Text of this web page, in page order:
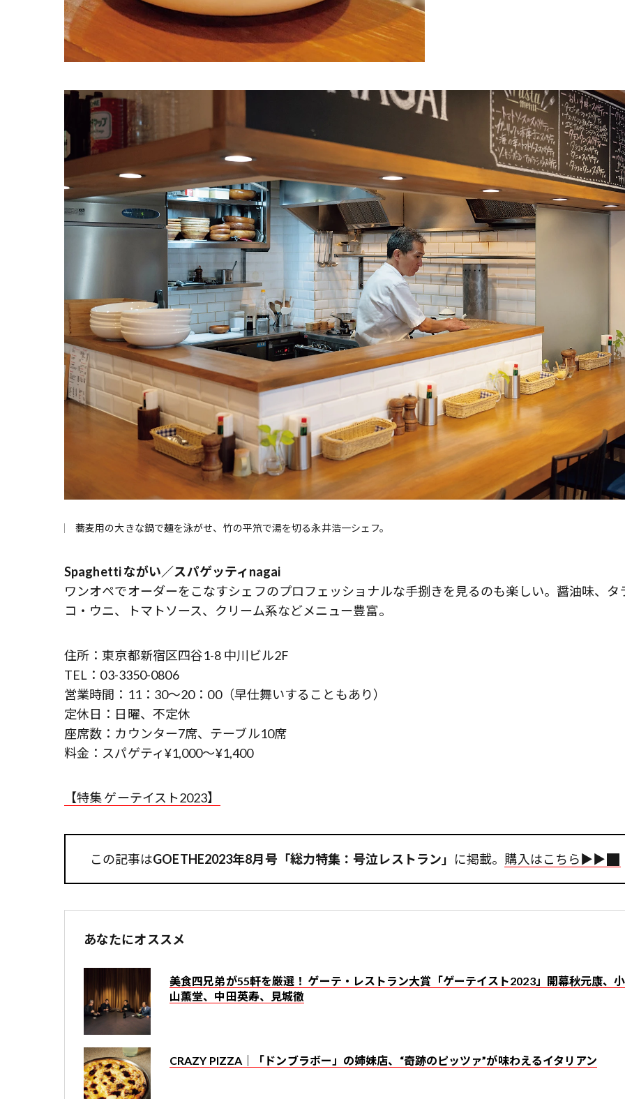
蕎麦用の大きな鍋で麺を泳がせ、竹の平笊で湯を切る永井浩一シェフ。
Spaghetti ながい／スパゲッティnagai
ワンオペでオーダーをこなすシェフのプロフェッショナルな手捌きを見るのも楽しい。醤油味、タ
コ・ウニ、トマトソース、クリーム系などメニュー豊富。
住所：東京都新宿区四谷1-8 中川ビル2F
TEL：03-3350-0806
営業時間：11：30～20：00（早仕舞いすることもあり）
定休日：日曜、不定休
座席数：カウンター7席、テーブル10席
料金：スパゲティ¥1,000～¥1,400
【特集 ゲーテイスト2023】
この記事はGOETHE2023年8月号「総力特集：号泣レストラン」 に掲載。 購入はこちら▶︎▶︎
あなたにオススメ
美食四兄弟が55軒を厳選！ ゲーテ・レストラン大賞「ゲーテイスト2023」開幕――秋元康、小
山薫堂、中田英寿、見城徹
CRAZY PIZZA｜「ドンブラボー」の姉妹店、“奇跡のピッツァ”が味わえるイタリアン